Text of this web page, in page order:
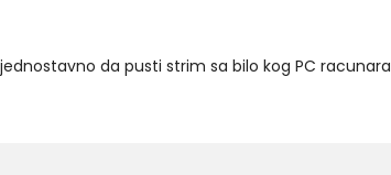
da pusti strim sa bilo kog PC racunara